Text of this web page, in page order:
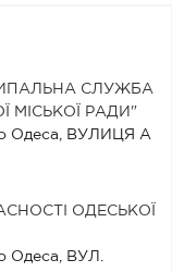
СЛУЖБА
МІСЬКОЇ РАДИ"
Одеса, ВУЛИЦЯ А
ОДЕСЬКОЇ
Одеса, ВУЛ.